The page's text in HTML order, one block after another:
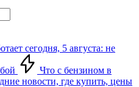
сегодня, 5 августа: не
Что с бензином в
новости, где купить, цены